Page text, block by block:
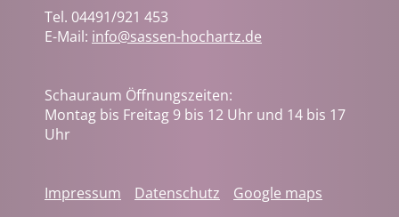
Tel. 04491/921 453
E-Mail: info@sassen-hochartz.de
Schauraum Öffnungszeiten:
Montag bis Freitag 9 bis 12 Uhr und 14 bis 17
Uhr
Navigation
Impressum Datenschutz Google maps